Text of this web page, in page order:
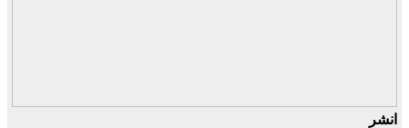
انشر